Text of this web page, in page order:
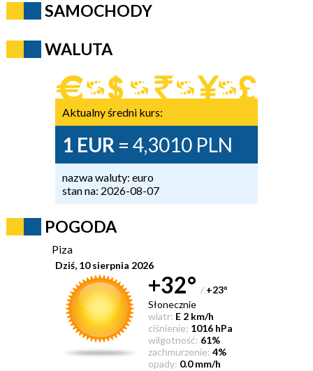
SAMOCHODY
WALUTA
Aktualny średni kurs:
1 EUR = 4,3010 PLN
nazwa waluty: euro
stan na: 2026-08-07
POGODA
Piza
Dziś, 10 sierpnia 2026
+32° / +23°
Słonecznie
wiatr: E 2 km/h
ciśnienie: 1016 hPa
wilgotność: 61%
zachmurzenie: 4%
opady: 0.0 mm/h